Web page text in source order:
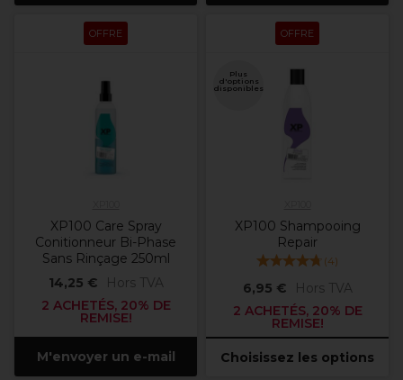
OFFRE
XP100 Care Spray
Conitionneur Bi-Phase
Sans Rinçage 250ml
14,25 €
Hors TVA
2 ACHETÉS, 20% DE
REMISE!
M'envoyer un e-mail
OFFRE
Plus
d'options
disponibles
XP100 Shampooing
Repair
(4)
6,95 €
Hors TVA
2 ACHETÉS, 20% DE
REMISE!
Choisissez les options